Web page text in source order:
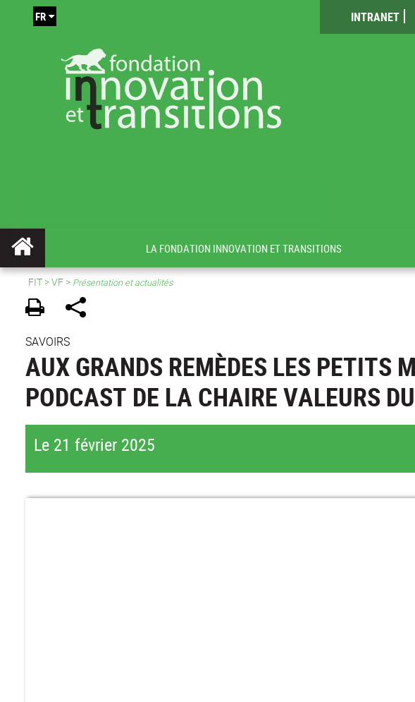
INTRANET
FR
LA FONDATION INNOVATION ET TRANSITIONS
FIT>VF> Présentation et actualités
SAVOIRS
AUX GRANDS REMÈDES LES PETITS
PODCAST DE LA CHAIRE VALEURS
Le 21 février 2025